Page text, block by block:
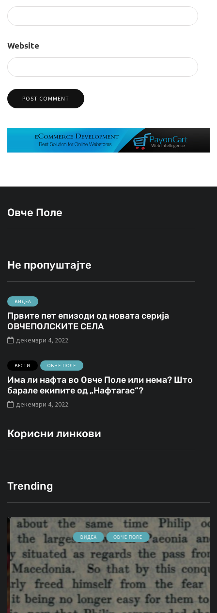
Website
Овче Поле
Не пропуштајте
ВИДЕА
Првите пет епизоди од новата серија
ОВЧЕПОЛСКИТЕ СЕЛА
декември 4, 2022
ВЕСТИ ОВЧЕ ПОЛЕ
Има ли нафта во Овче Поле или нема? Што
барале екипите од „Нафтагас“?
декември 4, 2022
Корисни линкови
Trending
ВИДЕА ОВЧЕ ПОЛЕ